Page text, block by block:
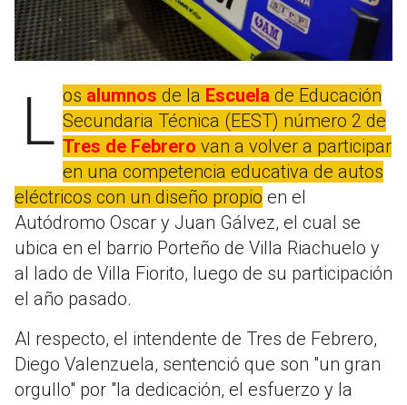
Los alumnos de la Escuela de Educación
Secundaria Técnica (EEST) número 2 de
Tres de Febrero van a volver a participar
en una competencia educativa de autos
eléctricos con un diseño propio en el
Autódromo Oscar y Juan Gálvez, el cual se
ubica en el barrio Porteño de Villa Riachuelo y
al lado de Villa Fiorito, luego de su participación
el año pasado.
Al respecto, el intendente de Tres de Febrero,
Diego Valenzuela, sentenció que son "un gran
orgullo" por "la dedicación, el esfuerzo y la